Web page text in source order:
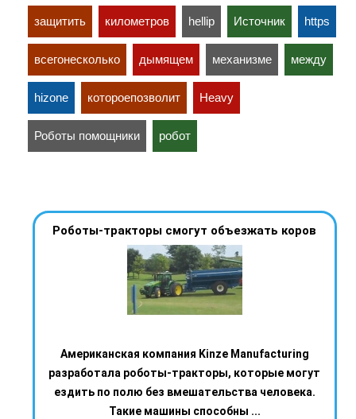
защитить километров hellip Источник https
всегонесколько дымящем механизме между
hizone котороепозволит Heavy
Роботы помощники робот
Роботы-тракторы смогут объезжать коров
Американская компания Kinze Manufacturing
разработала роботы-тракторы, которые могут
ездить по полю без вмешательства человека.
Такие машины способны ...